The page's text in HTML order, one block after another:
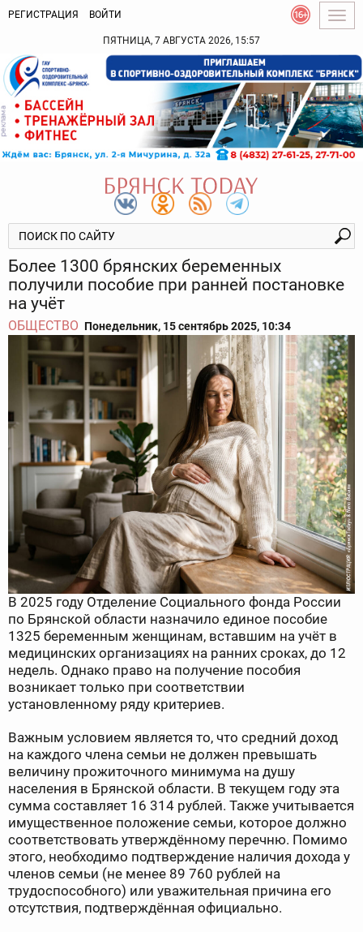
РЕГИСТРАЦИЯ ВОЙТИ
ПЯТНИЦА, 7 АВГУСТА 2026, 15:57
Более 1300 брянских беременных
получили пособие при ранней постановке
на учёт
ОБЩЕСТВО Понедельник, 15 сентябрь 2025, 10:34
В 2025 году Отделение Социального фонда России
по Брянской области назначило единое пособие
1325 беременным женщинам, вставшим на учёт в
медицинских организациях на ранних сроках, до 12
недель. Однако право на получение пособия
возникает только при соответствии
установленному ряду критериев.
Важным условием является то, что средний доход
на каждого члена семьи не должен превышать
величину прожиточного минимума на душу
населения в Брянской области. В текущем году эта
сумма составляет 16 314 рублей. Также учитывается
имущественное положение семьи, которое должно
соответствовать утверждённому перечню. Помимо
этого, необходимо подтверждение наличия дохода у
членов семьи (не менее 89 760 рублей на
трудоспособного) или уважительная причина его
отсутствия, подтверждённая официально.